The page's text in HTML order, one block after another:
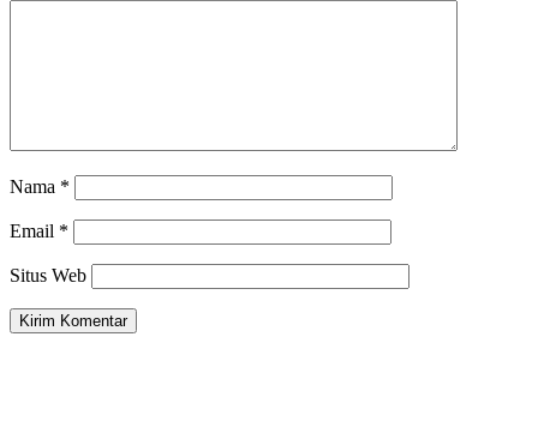
Nama *
Email *
Situs Web